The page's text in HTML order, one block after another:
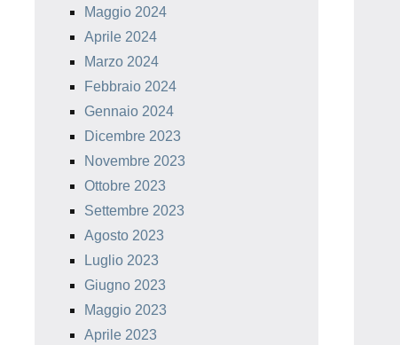
Maggio 2024
Aprile 2024
Marzo 2024
Febbraio 2024
Gennaio 2024
Dicembre 2023
Novembre 2023
Ottobre 2023
Settembre 2023
Agosto 2023
Luglio 2023
Giugno 2023
Maggio 2023
Aprile 2023